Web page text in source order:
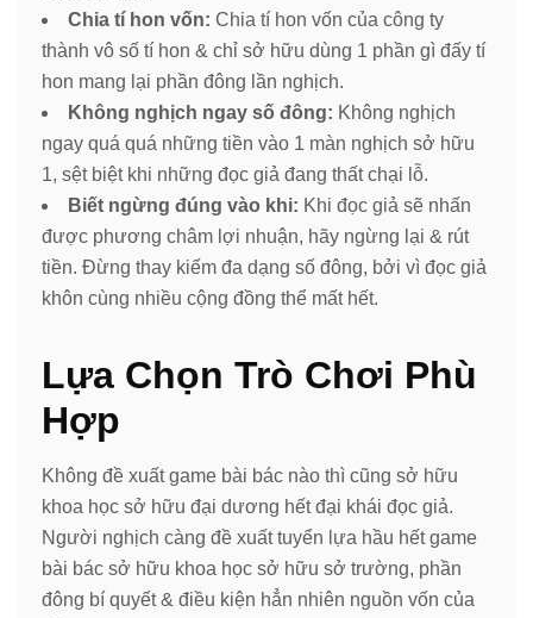
Chia tí hon vốn: Chia tí hon vốn của công ty
thành vô số tí hon & chỉ sở hữu dùng 1 phần gì đấy tí
hon mang lại phần đông lần nghịch.
Không nghịch ngay số đông: Không nghịch
ngay quá quá những tiền vào 1 màn nghịch sở hữu
1, sệt biệt khi những đọc giả đang thất chại lỗ.
Biết ngừng đúng vào khi: Khi đọc giả sẽ nhấn
được phương châm lợi nhuận, hãy ngừng lại & rút
tiền. Đừng thay kiếm đa dạng số đông, bởi vì đọc giả
khôn cùng nhiều cộng đồng thể mất hết.
Lựa Chọn Trò Chơi Phù
Hợp
Không đề xuất game bài bác nào thì cũng sở hữu
khoa học sở hữu đại dương hết đại khái đọc giả.
Người nghịch càng đề xuất tuyển lựa hầu hết game
bài bác sở hữu khoa học sở hữu sở trường, phần
đông bí quyết & điều kiện hẳn nhiên nguồn vốn của